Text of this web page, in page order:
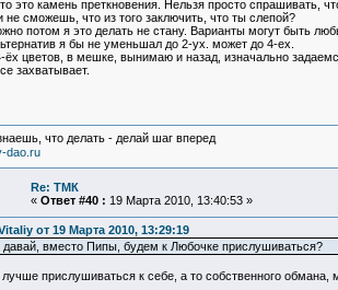
это камень преткновения. Нельзя просто спрашивать,
не сможешь, что из того заключить, что ты слепой?
потом я это делать не стану. Варианты могут быть
я бы не уменьшал до 2-ух. может до 4-ех.
ёх цветов, в мешке, вынимаю и назад, изначально
захватывает.
что делать - делай шаг вперед
dao.ru
Re: ТМК
« Ответ #40 : 19 Марта 2010, 13:40:53 »
от 19 Марта 2010, 13:29:19
вместо Пипы, будем к Любочке прислушиваться?
прислушиваться к себе, а то собственного обмана,